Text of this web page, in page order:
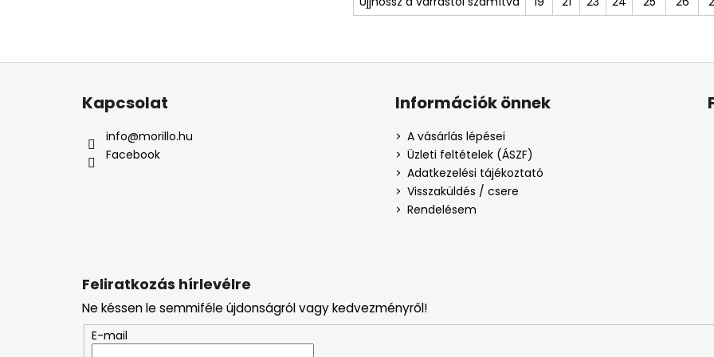
L
Feliratkozás hírlevélre
Ne késsen le semmiféle újdonságról vagy kedvezményről!
E-mail
Kapcsolat
info@morillo.hu
Facebook
Információk önnek
A vásárlás lépései
Üzleti feltételek (ÁSZF)
Adatkezelési tájékoztató
Visszaküldés / csere
Rendelésem